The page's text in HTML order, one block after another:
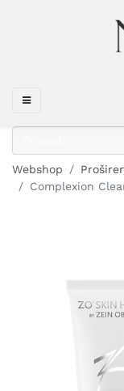
Webshop
Complexion